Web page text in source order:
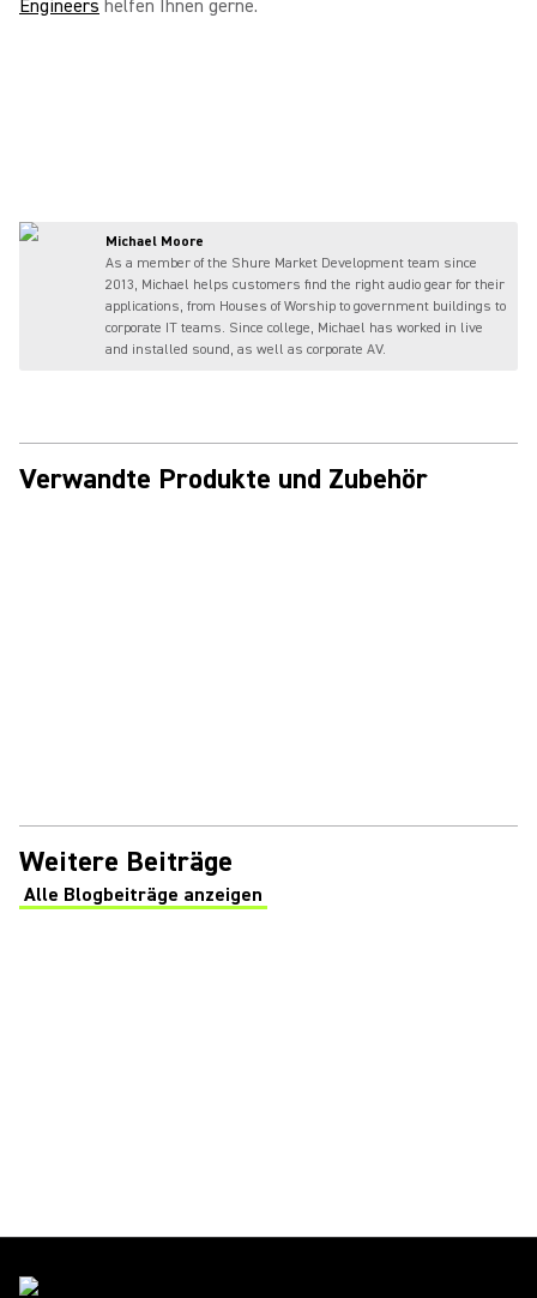
Engineers helfen Ihnen gerne.
Michael Moore
As a member of the Shure Market Development team since
2013, Michael helps customers find the right audio gear for their
applications, from Houses of Worship to government buildings to
corporate IT teams. Since college, Michael has worked in live
and installed sound, as well as corporate AV.
Verwandte Produkte und Zubehör
Weitere Beiträge
Alle Blogbeiträge anzeigen
(Opens in a new tab)